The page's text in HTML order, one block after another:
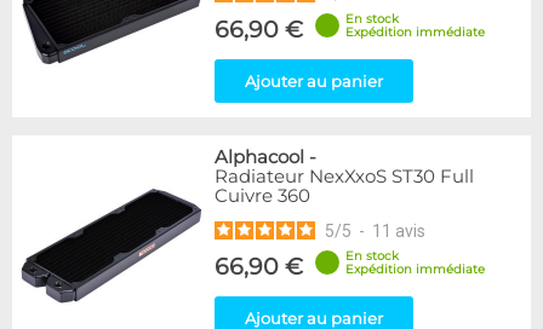
66,90 €
En stock
Expédition immédiate
Ajouter au panier
Alphacool -
Radiateur NexXxoS ST30 Full
Cuivre 360
5/5 - 11 avis
66,90 €
En stock
Expédition immédiate
Ajouter au panier